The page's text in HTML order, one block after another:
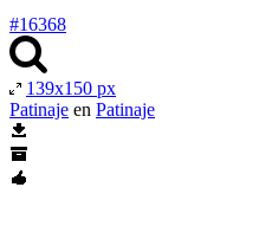
#16368
139x150 px
Patinaje en Patinaje